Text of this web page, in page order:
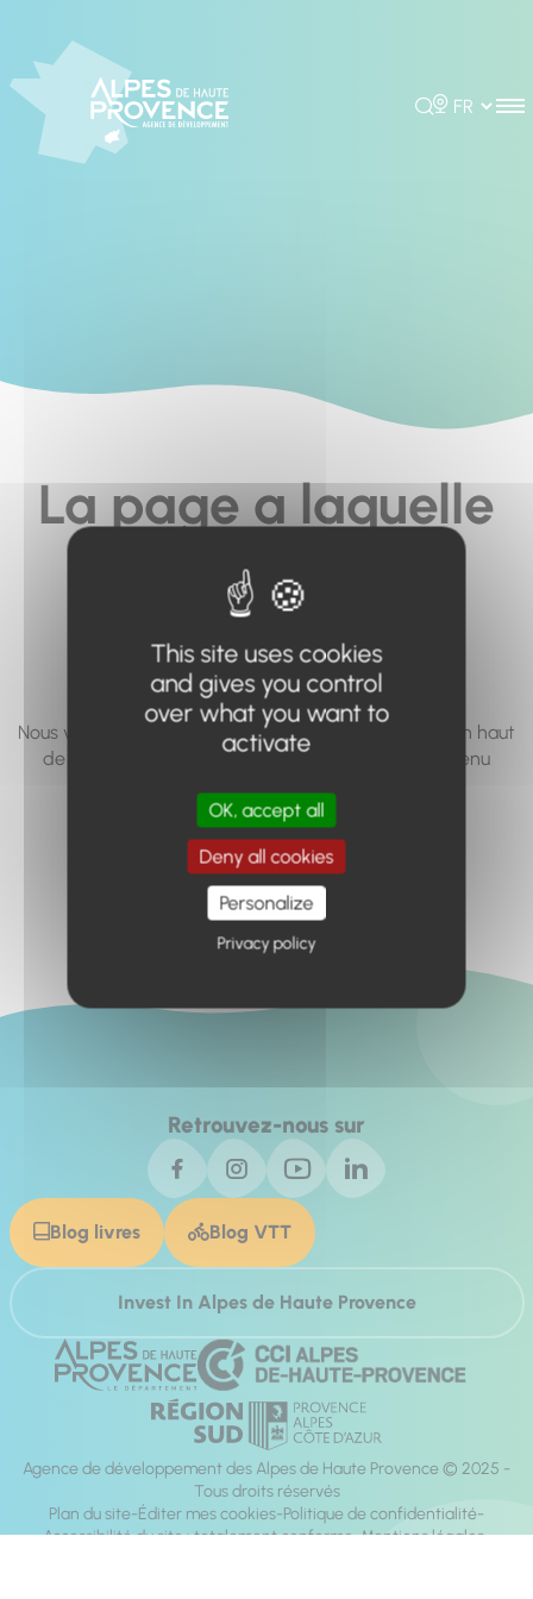
Rechercher
Choisir la
La page a laquelle
vous cherchez à
accéder n'existe
pas... ou plus.
Nous vous invitons à utiliser le moteur de recherche en haut
de page, ou à utiliser le menu pour trouver le contenu
Retour à l'accueil
Retrouvez-nous sur
Blog livres Blog VTT
Invest In Alpes de Haute Provence
Agence de développement des Alpes de Haute Provence © 2025 -
Tous droits réservés
Plan du site Éditer mes cookies Politique de confidentialité
Accessibilité du site : totalement conforme Mentions légales
This site uses cookies
and gives you control
over what you want to
activate
OK, accept all
Deny all cookies
Personalize
Privacy policy